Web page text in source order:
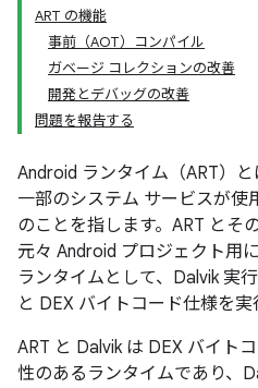
ART の機能
事前（AOT）コンパイル
ガベージ コレクションの改善
開発とデバッグの改善
問題を報告する
Android ランタイム（ART）
一部のシステム サービスが使
のことを指します。ART とそ
元々 Android プロジェクト用
ランタイムとして、Dalvik 実
と DEX バイトコード仕様を実
ART と Dalvik は DEX バイト
性のあるランタイムであり、